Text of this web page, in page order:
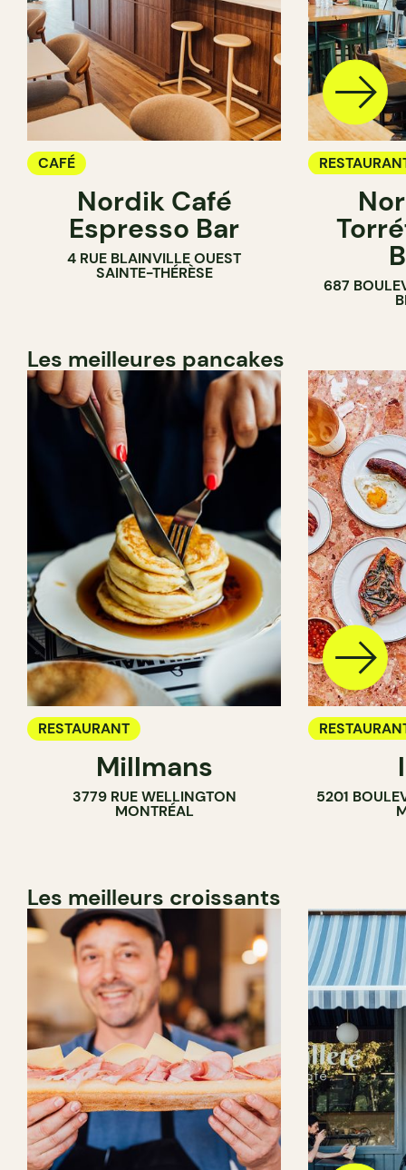
CAFÉ
Nordik Café
Espresso Bar
4 RUE BLAINVILLE OUEST
SAINTE-THÉRÈSE
687
Les meilleures pancakes
RESTAURANT
Millmans
3779 RUE WELLINGTON
MONTRÉAL
BAR À VIN
5201
Les meilleurs croissants